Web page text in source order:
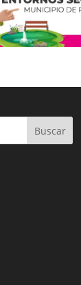
Buscar